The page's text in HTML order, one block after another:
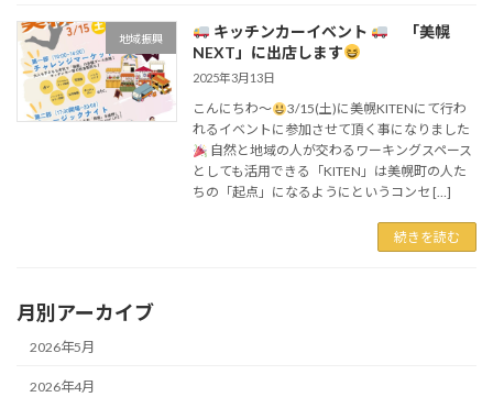
地域振興 キッチンカーイベント
「美幌
NEXT」に出店します
2025年3月13日
こんにちわ〜
3/15(土)に美幌KITENにて行わ
れるイベントに参加させて頂く事になりました
自然と地域の人が交わるワーキングスペース
としても活用できる「KITEN」は美幌町の人た
ちの「起点」になるようにというコンセ […]
続きを読む
月別アーカイブ
2026年5月
2026年4月